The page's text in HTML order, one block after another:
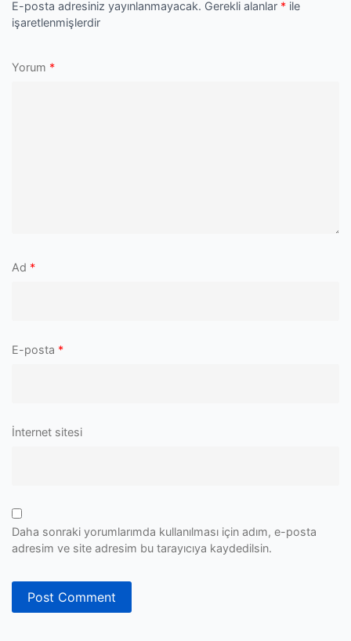
E-posta adresiniz yayınlanmayacak. Gerekli alanlar * ile
işaretlenmişlerdir
Yorum *
Ad *
E-posta *
İnternet sitesi
Daha sonraki yorumlarımda kullanılması için adım, e-posta
adresim ve site adresim bu tarayıcıya kaydedilsin.